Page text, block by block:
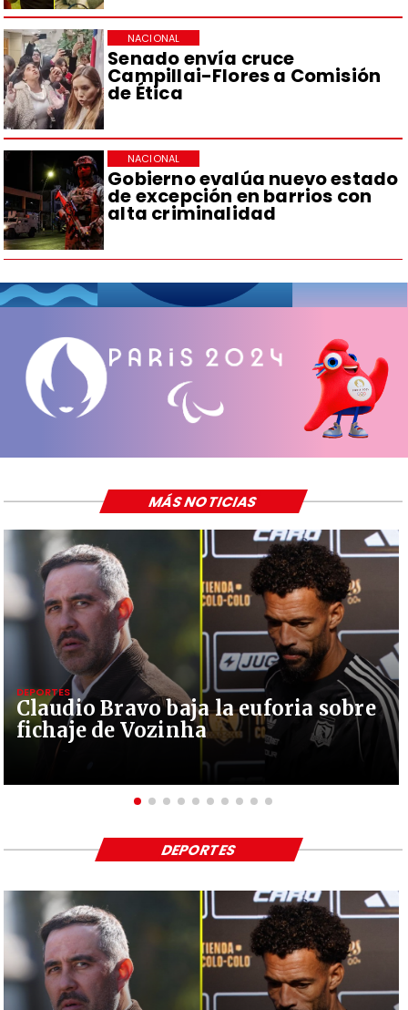
Senado envía cruce
Campillai-Flores a Comisión
de Ética
NACIONAL
Gobierno evalúa nuevo estado
de excepción en barrios con
alta criminalidad
NACIONAL
Claudio Bravo baja la euforia sobre
fichaje de Vozinha
DEPORTES
MÁS NOTICIAS
DEPORTES